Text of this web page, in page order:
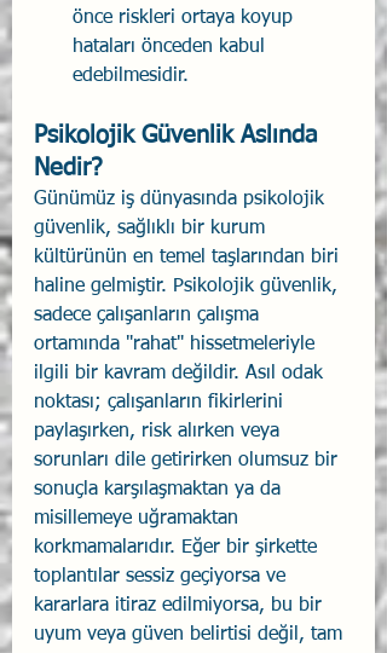
önce riskleri ortaya koyup
hataları önceden kabul
edebilmesidir.
Psikolojik Güvenlik Aslında
Nedir?
Günümüz iş dünyasında psikolojik
güvenlik, sağlıklı bir kurum
kültürünün en temel taşlarından biri
haline gelmiştir. Psikolojik güvenlik,
sadece çalışanların çalışma
ortamında "rahat" hissetmeleriyle
ilgili bir kavram değildir. Asıl odak
noktası; çalışanların fikirlerini
paylaşırken, risk alırken veya
sorunları dile getirirken olumsuz bir
sonuçla karşılaşmaktan ya da
misillemeye uğramaktan
korkmamalarıdır. Eğer bir şirkette
toplantılar sessiz geçiyorsa ve
kararlara itiraz edilmiyorsa, bu bir
uyum veya güven belirtisi değil, tam